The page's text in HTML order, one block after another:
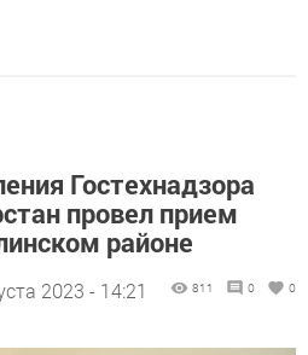
Гостехнадзора
провел прием
районе
2023 - 14:21 811 0 0